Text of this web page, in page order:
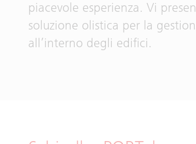
piacevole esperienza. Vi
soluzione olistica per la
all’interno degli edifici.